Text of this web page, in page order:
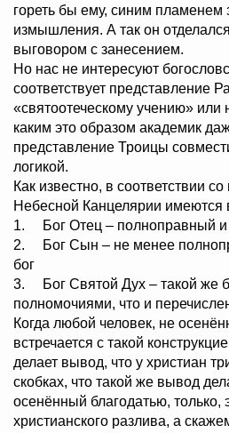
гореть бы ему, синим пламенем
измышления. А так он
выговором с занесением.
Но нас не интересуют
соответствует представление
«святоотеческому учению» или
каким это образом академик
представление Троицы
логикой.
Как известно, в соответствии
Небесной Канцелярии имеются
1. Бог Отец – полноправный и
2. Бог Сын – не менее
бог
3. Бог Святой Дух – такой же
полномочиями, что и
Когда любой человек, не
встречается с такой
делает вывод, что у христиан
скобках, что такой же вывод
осенённый благодатью, только,
христианского разлива, а